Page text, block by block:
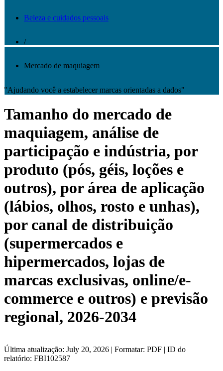
Beleza e cuidados pessoais
/
Mercado de maquiagem
"Ajudando você a estabelecer marcas orientadas a dados"
Tamanho do mercado de
maquiagem, análise de
participação e indústria, por
produto (pós, géis, loções e
outros), por área de aplicação
(lábios, olhos, rosto e unhas),
por canal de distribuição
(supermercados e
hipermercados, lojas de
marcas exclusivas, online/e-
commerce e outros) e previsão
regional, 2026-2034
Última atualização: July 20, 2026 | Formatar: PDF | ID do
relatório: FBI102587